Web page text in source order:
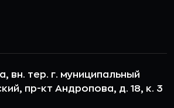
вн. тер. г. муниципальный
пр-кт Андропова, д. 18, к. 3